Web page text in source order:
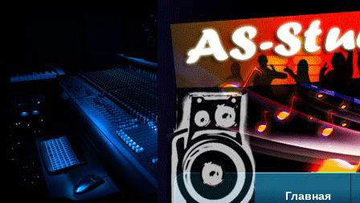
Главная